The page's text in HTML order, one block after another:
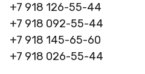
+7 918 126-55-44
+7 918 092-55-44
+7 918 145-65-60
+7 918 026-55-44